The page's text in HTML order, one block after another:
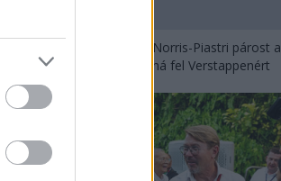
Hakkinen megtartaná a Norris-Piastri párost a
McLarennél, nem borítaná fel Verstappenért